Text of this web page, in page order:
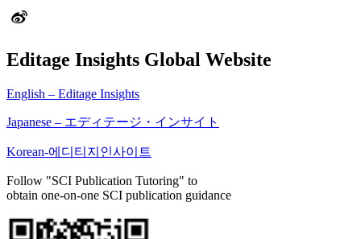
Editage Insights Global Website
English – Editage Insights
Japanese – エディテージ・インサイト
Korean-에디티지인사이트
Follow "SCI Publication Tutoring" to
obtain one-on-one SCI publication guidance